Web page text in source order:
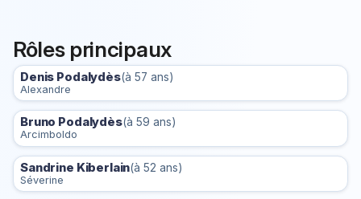
Rôles principaux
Denis Podalydès(à 57 ans)
Alexandre
Bruno Podalydès(à 59 ans)
Arcimboldo
Sandrine Kiberlain(à 52 ans)
Séverine